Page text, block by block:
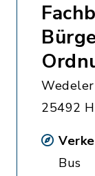
Wedeler
25492
Bus